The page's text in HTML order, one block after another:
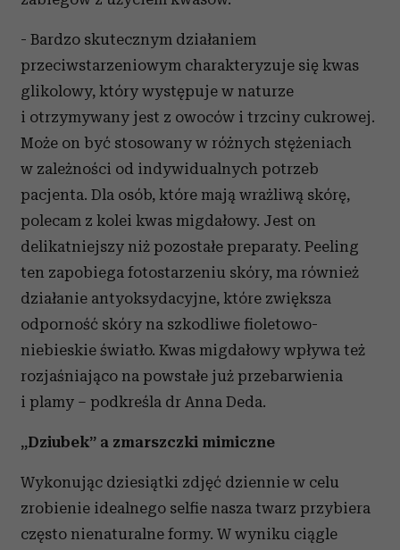
- Bardzo skutecznym działaniem
przeciwstarzeniowym charakteryzuje się kwas
glikolowy, który występuje w naturze
i otrzymywany jest z owoców i trzciny cukrowej.
Może on być stosowany w różnych stężeniach
w zależności od indywidualnych potrzeb
pacjenta. Dla osób, które mają wrażliwą skórę,
polecam z kolei kwas migdałowy. Jest on
delikatniejszy niż pozostałe preparaty. Peeling
ten zapobiega fotostarzeniu skóry, ma również
działanie antyoksydacyjne, które zwiększa
odporność skóry na szkodliwe fioletowo-
niebieskie światło. Kwas migdałowy wpływa też
rozjaśniająco na powstałe już przebarwienia
i plamy – podkreśla dr Anna Deda.
„Dziubek” a zmarszczki mimiczne
Wykonując dziesiątki zdjęć dziennie w celu
zrobienie idealnego selfie nasza twarz przybiera
często nienaturalne formy. W wyniku ciągle